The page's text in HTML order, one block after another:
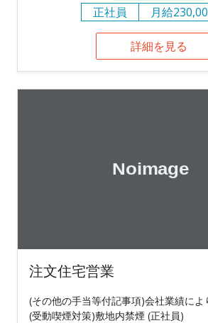
正社員
月給
詳細を見る
注文住宅営業
(その他の手当等付記事項)会社業績によ
(受動喫煙対策)敷地内禁煙 (正社員)